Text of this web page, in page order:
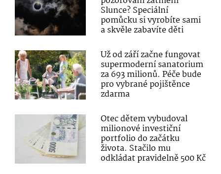
Slunce? Speciální
pomůcku si vyrobíte sami
a skvěle zabavíte děti
Už od září začne fungovat
supermoderní sanatorium
za 693 milionů. Péče bude
pro vybrané pojištěnce
zdarma
Otec dětem vybudoval
milionové investiční
portfolio do začátku
života. Stačilo mu
odkládat pravidelně 500 Kč